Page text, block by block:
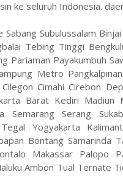
ke seluruh Indonesia.
Subulussalam
Tebing Tinggi
Pariaman Payakumbuh
Metro
Cimahi Cirebon
Barat Kediri Madiun
Semarang Serang
Yogyakarta
Bontang Samarinda
Makassar Palopo
Ambon Tual Ternate